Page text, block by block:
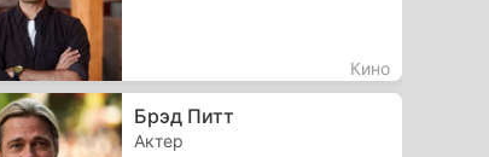
Кино
Брэд Питт
Актер